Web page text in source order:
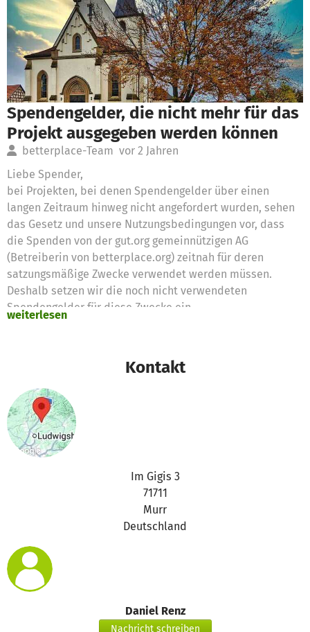
Spendengelder, die nicht mehr für das
Projekt ausgegeben werden können
betterplace-Team vor 2 Jahren
Liebe Spender,
bei Projekten, bei denen Spendengelder über einen
langen Zeitraum hinweg nicht angefordert wurden, sehen
das Gesetz und unsere Nutzungsbedingungen vor, dass
die Spenden von der gut.org gemeinnützigen AG
(Betreiberin von betterplace.org) zeitnah für deren
satzungsmäßige Zwecke verwendet werden müssen.
Deshalb setzen wir die noch nicht verwendeten
Spendengelder für diese Zwecke ein
weiterlesen
Kontakt
Im Gigis 3
71711
Murr
Deutschland
Daniel Renz
Nachricht schreiben